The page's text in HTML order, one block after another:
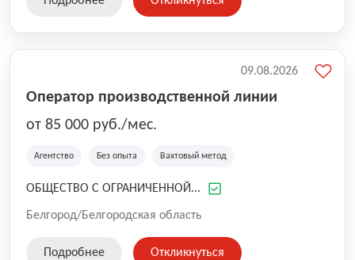
Оператор производственной линии
от 85 000 руб./мес.
Агентство Без опыта Вахтовый метод
ОБЩЕСТВО С ОГРАНИЧЕННОЙ...
Белгород/Белгородская область
09.08.2026
Подробнее Откликнуться